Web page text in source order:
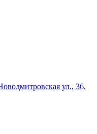
ул., 36,